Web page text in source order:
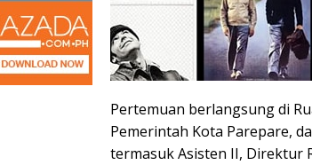
Pertemuan berlangsung di
Pemerintah Kota Parepare,
termasuk Asisten II, Direktur